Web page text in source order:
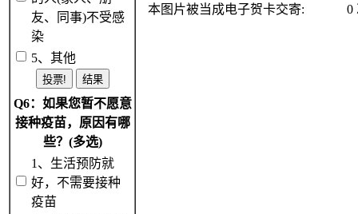
友、同事)不受感
染
5、其他
Q6：如果您暂不愿意
接种疫苗，原因有哪
些？(多选)
1、生活预防就
好，不需要接种
疫苗
本图片被当成电子贺卡交寄:
0